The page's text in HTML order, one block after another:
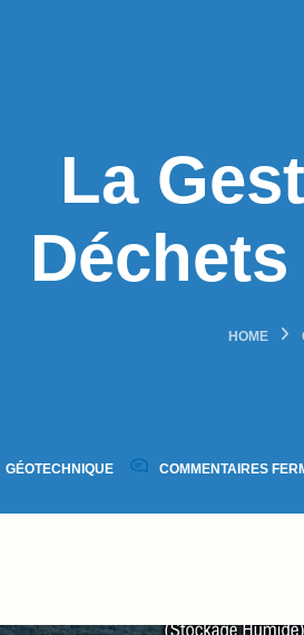
La
HOME
GÉOTECHNIQUE COMMENTAIRES